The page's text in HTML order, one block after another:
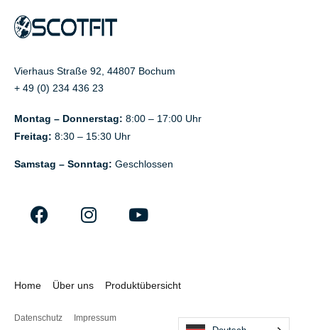
Vierhaus Straße 92, 44807 Bochum
+ 49 (0) 234 436 23
Montag – Donnerstag: 8:00 – 17:00 Uhr
Freitag: 8:30 – 15:30 Uhr
Samstag – Sonntag: Geschlossen
Home Über uns Produktübersicht
Datenschutz Impressum